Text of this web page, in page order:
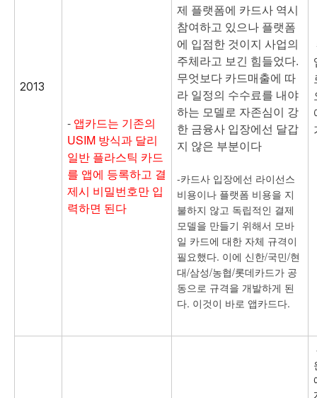
2013
- 앱카드는 기존의
USIM 방식과 달리
일반 플라스틱 카드
를 앱에 등록하고 결
제시 비밀번호만 입
력하면 된다
제 플랫폼에 카드사 역시
참여하고 있으나 플랫폼
에 입점한 것이지 사업의
주체라고 보긴 힘들었다.
무엇보다 카드매출에 따
라 일정의 수수료를 내야
하는 모델로 자존심이 강
한 금융사 입장에선 달갑
지 않은 부분이다
-카드사 입장에선 라이선스
비용이나 플랫폼 비용을 지
불하지 않고 독립적인 결제
모델을 만들기 위해서 모바
일 카드에 대한 자체 규격이
필요했다. 이에 신한/국민/현
대/삼성/농협/롯데카드가 공
동으로 규격을 개발하게 된
다. 이것이 바로 앱카드다.